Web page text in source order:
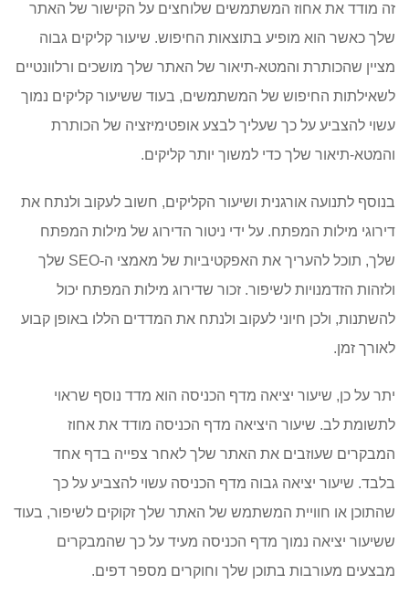
זה מודד את אחוז המשתמשים שלוחצים על הקישור של האתר
שלך כאשר הוא מופיע בתוצאות החיפוש. שיעור קליקים גבוה
מציין שהכותרת והמטא-תיאור של האתר שלך מושכים ורלוונטיים
לשאילתות החיפוש של המשתמשים, בעוד ששיעור קליקים נמוך
עשוי להצביע על כך שעליך לבצע אופטימיזציה של הכותרת
והמטא-תיאור שלך כדי למשוך יותר קליקים.
בנוסף לתנועה אורגנית ושיעור הקליקים, חשוב לעקוב ולנתח את
דירוגי מילות המפתח. על ידי ניטור הדירוג של מילות המפתח
שלך, תוכל להעריך את האפקטיביות של מאמצי ה-SEO שלך
ולזהות הזדמנויות לשיפור. זכור שדירוג מילות המפתח יכול
להשתנות, ולכן חיוני לעקוב ולנתח את המדדים הללו באופן קבוע
לאורך זמן.
יתר על כן, שיעור יציאה מדף הכניסה הוא מדד נוסף שראוי
לתשומת לב. שיעור היציאה מדף הכניסה מודד את אחוז
המבקרים שעוזבים את האתר שלך לאחר צפייה בדף אחד
בלבד. שיעור יציאה גבוה מדף הכניסה עשוי להצביע על כך
שהתוכן או חוויית המשתמש של האתר שלך זקוקים לשיפור, בעוד
ששיעור יציאה נמוך מדף הכניסה מעיד על כך שהמבקרים
מבצעים מעורבות בתוכן שלך וחוקרים מספר דפים.